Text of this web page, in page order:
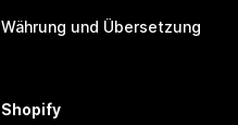
Währung und Übersetzung
Shopify